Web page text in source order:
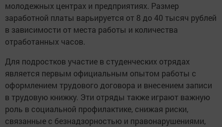
молодежных центрах и предприятиях. Размер
заработной платы варьируется от 8 до 40 тысяч рублей
в зависимости от места работы и количества
отработанных часов.
Для подростков участие в студенческих отрядах
является первым официальным опытом работы с
оформлением трудового договора и внесением записи
в трудовую книжку. Эти отряды также играют важную
роль в социальной профилактике, снижая риски,
связанные с безнадзорностью и правонарушениями,